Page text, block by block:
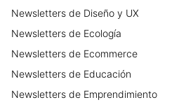
Newsletters de Diseño y UX
Newsletters de Ecología
Newsletters de Ecommerce
Newsletters de Educación
Newsletters de Emprendimiento